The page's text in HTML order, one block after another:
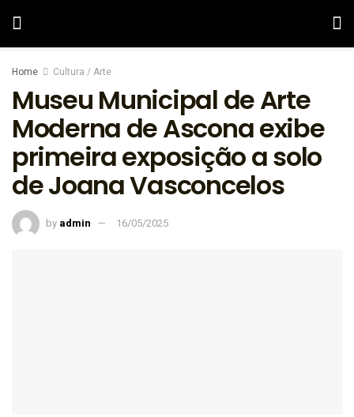
Home Cultura / Arte
Museu Municipal de Arte
Moderna de Ascona exibe
primeira exposição a solo
de Joana Vasconcelos
by admin 16/05/2025